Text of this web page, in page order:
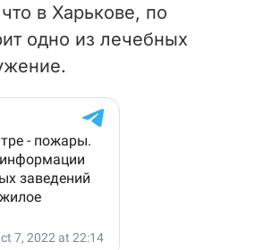
в Харькове, по
одно из лечебных